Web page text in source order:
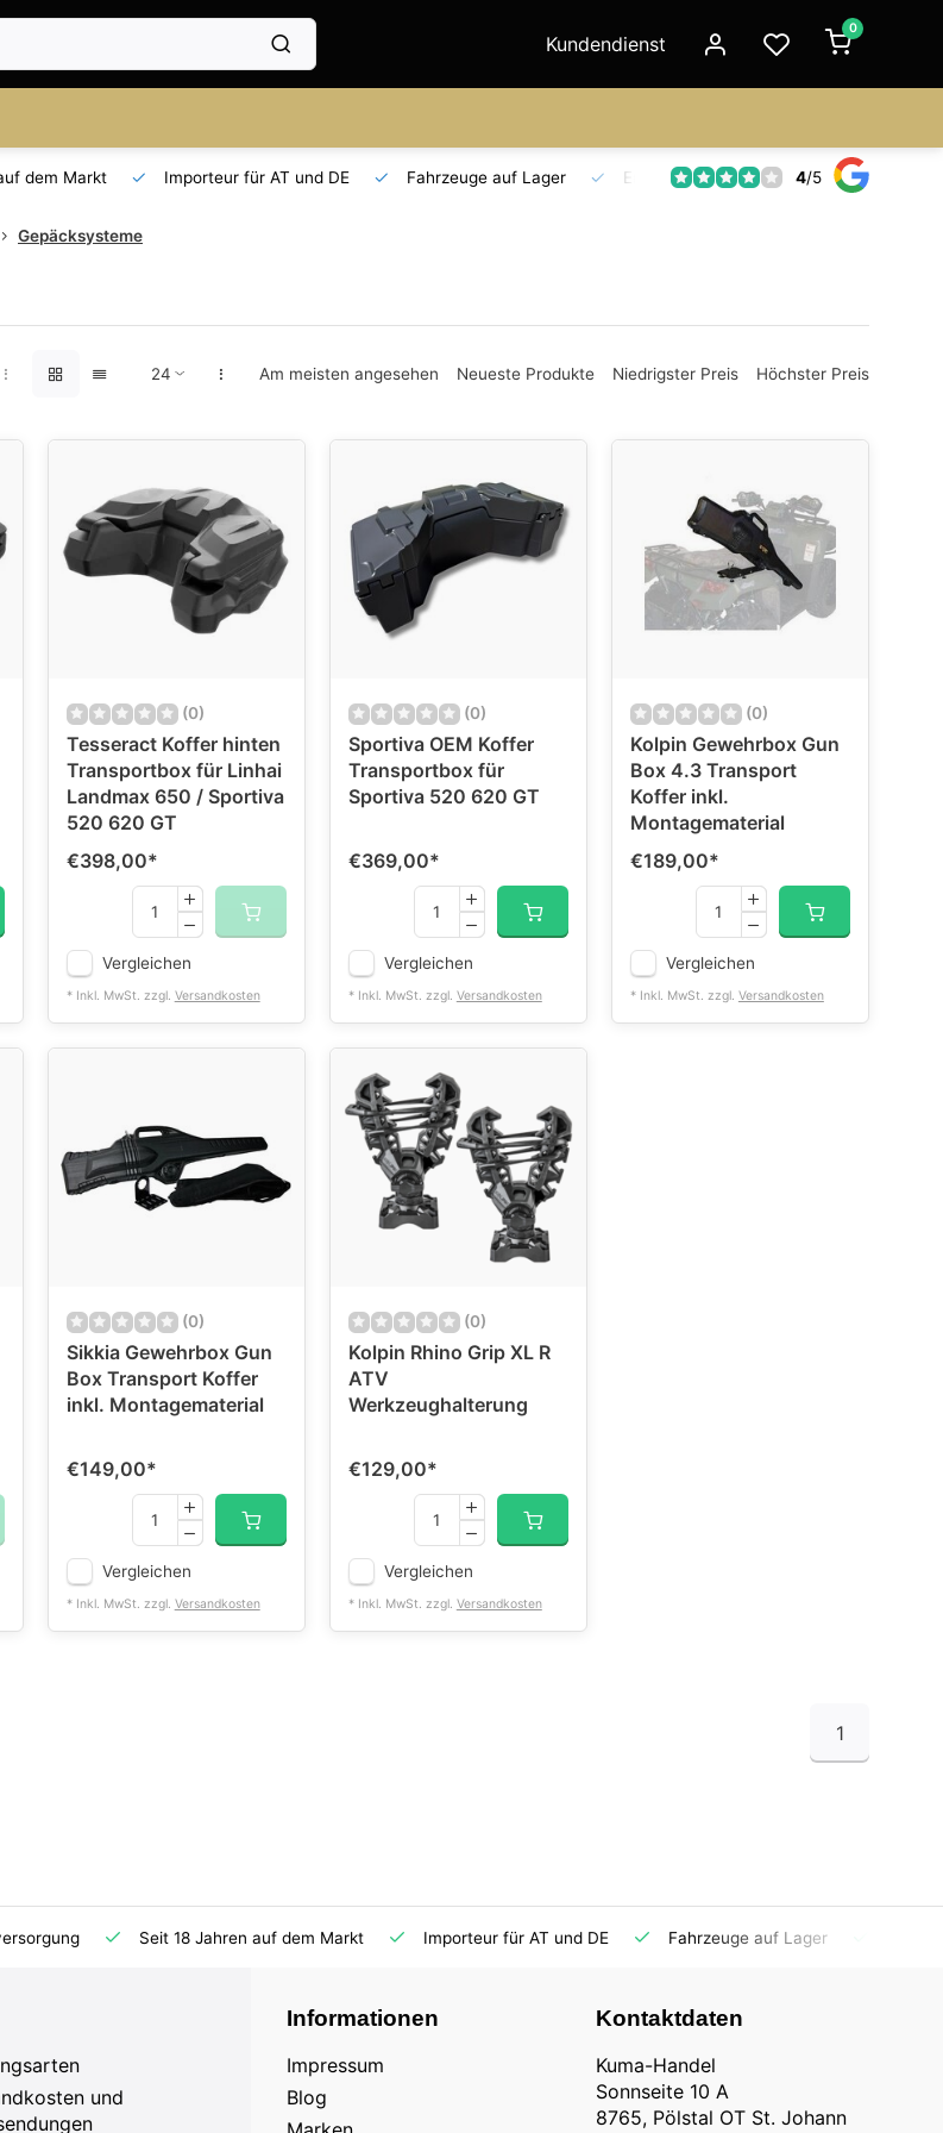
Kundendienst
0
dem Markt Importeur für AT und DE Fahrzeuge auf Lager Ersatzteilversorgung Seit 18
4/5
Gepäcksysteme
Am meisten angesehen Neueste Produkte Niedrigster Preis Höchster Preis
(0)
Tesseract Koffer hinten
Transportbox für Linhai
Landmax 650 / Sportiva
520 620 GT
€398,00*
Vergleichen
* Inkl. MwSt. zzgl. Versandkosten
(0)
Sportiva OEM Koffer
Transportbox für
Sportiva 520 620 GT
€369,00*
Vergleichen
* Inkl. MwSt. zzgl. Versandkosten
(0)
Kolpin Gewehrbox Gun
Box 4.3 Transport
Koffer inkl.
Montagematerial
€189,00*
Vergleichen
* Inkl. MwSt. zzgl. Versandkosten
(0)
Sikkia Gewehrbox Gun
Box Transport Koffer
inkl. Montagematerial
€149,00*
Vergleichen
* Inkl. MwSt. zzgl. Versandkosten
(0)
Kolpin Rhino Grip XL R
ATV
Werkzeughalterung
€129,00*
Vergleichen
* Inkl. MwSt. zzgl. Versandkosten
1
Seit 18 Jahren auf dem Markt Importeur für AT und DE Fahrzeuge auf Lager
und
Informationen
Impressum
Blog
Kontaktdaten
Kuma-Handel
Sonnseite 10 A
8765, Pölstal OT St. Johann